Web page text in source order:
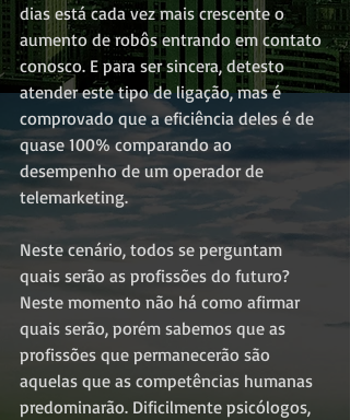
dias está cada vez mais crescente o
aumento de robôs entrando em contato
conosco. E para ser sincera, detesto
atender este tipo de ligação, mas é
comprovado que a eficiência deles é de
quase 100% comparando ao
desempenho de um operador de
telemarketing.
Neste cenário, todos se perguntam
quais serão as profissões do futuro?
Neste momento não há como afirmar
quais serão, porém sabemos que as
profissões que permanecerão são
aquelas que as competências humanas
predominarão. Dificilmente psicólogos,